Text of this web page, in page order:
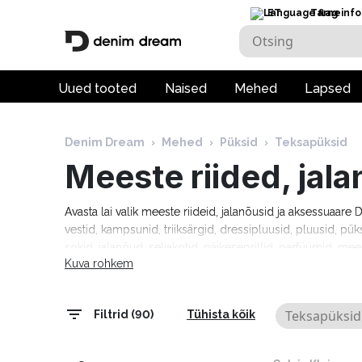
ET Tarneinfo
Uued tooted Naised Mehed Lapsed
Denim Dream › Mehed › Püksid › Teksapüksid
Meeste riided,
Avasta lai valik meeste riideid, jalanõusid ja
vestid, kampsunid, triiksärgid, dressipluusid, pluusid,
moebrändidelt nagu Guess, Tommy Hilfiger, Calvin
Kuva rohkem
Filtrid (90) Tühista kõik Teksapüksid